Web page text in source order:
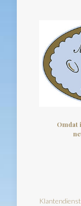
Omdat
Klantendienst